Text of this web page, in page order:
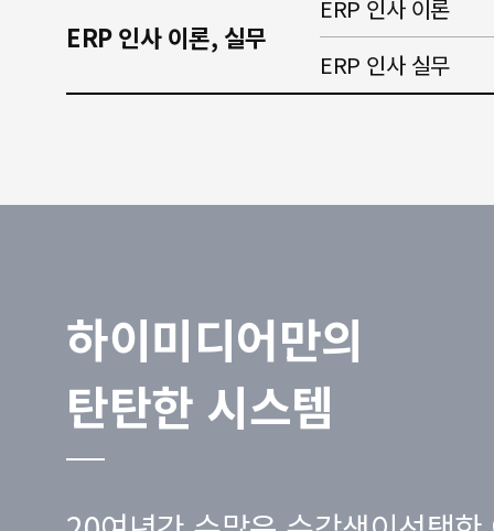
ERP 인사 이론, 실무
ERP 인사 이론
ERP 인사 실무
하이미디어만의
탄탄한 시스템